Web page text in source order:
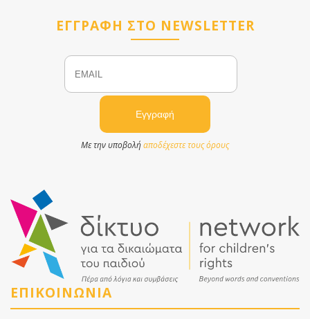
ΕΓΓΡΑΦΗ ΣΤΟ NEWSLETTER
Email
Με την υποβολήαποδέχεστε τους όρους
ΕΠΙΚΟΙΝΩΝΙΑ